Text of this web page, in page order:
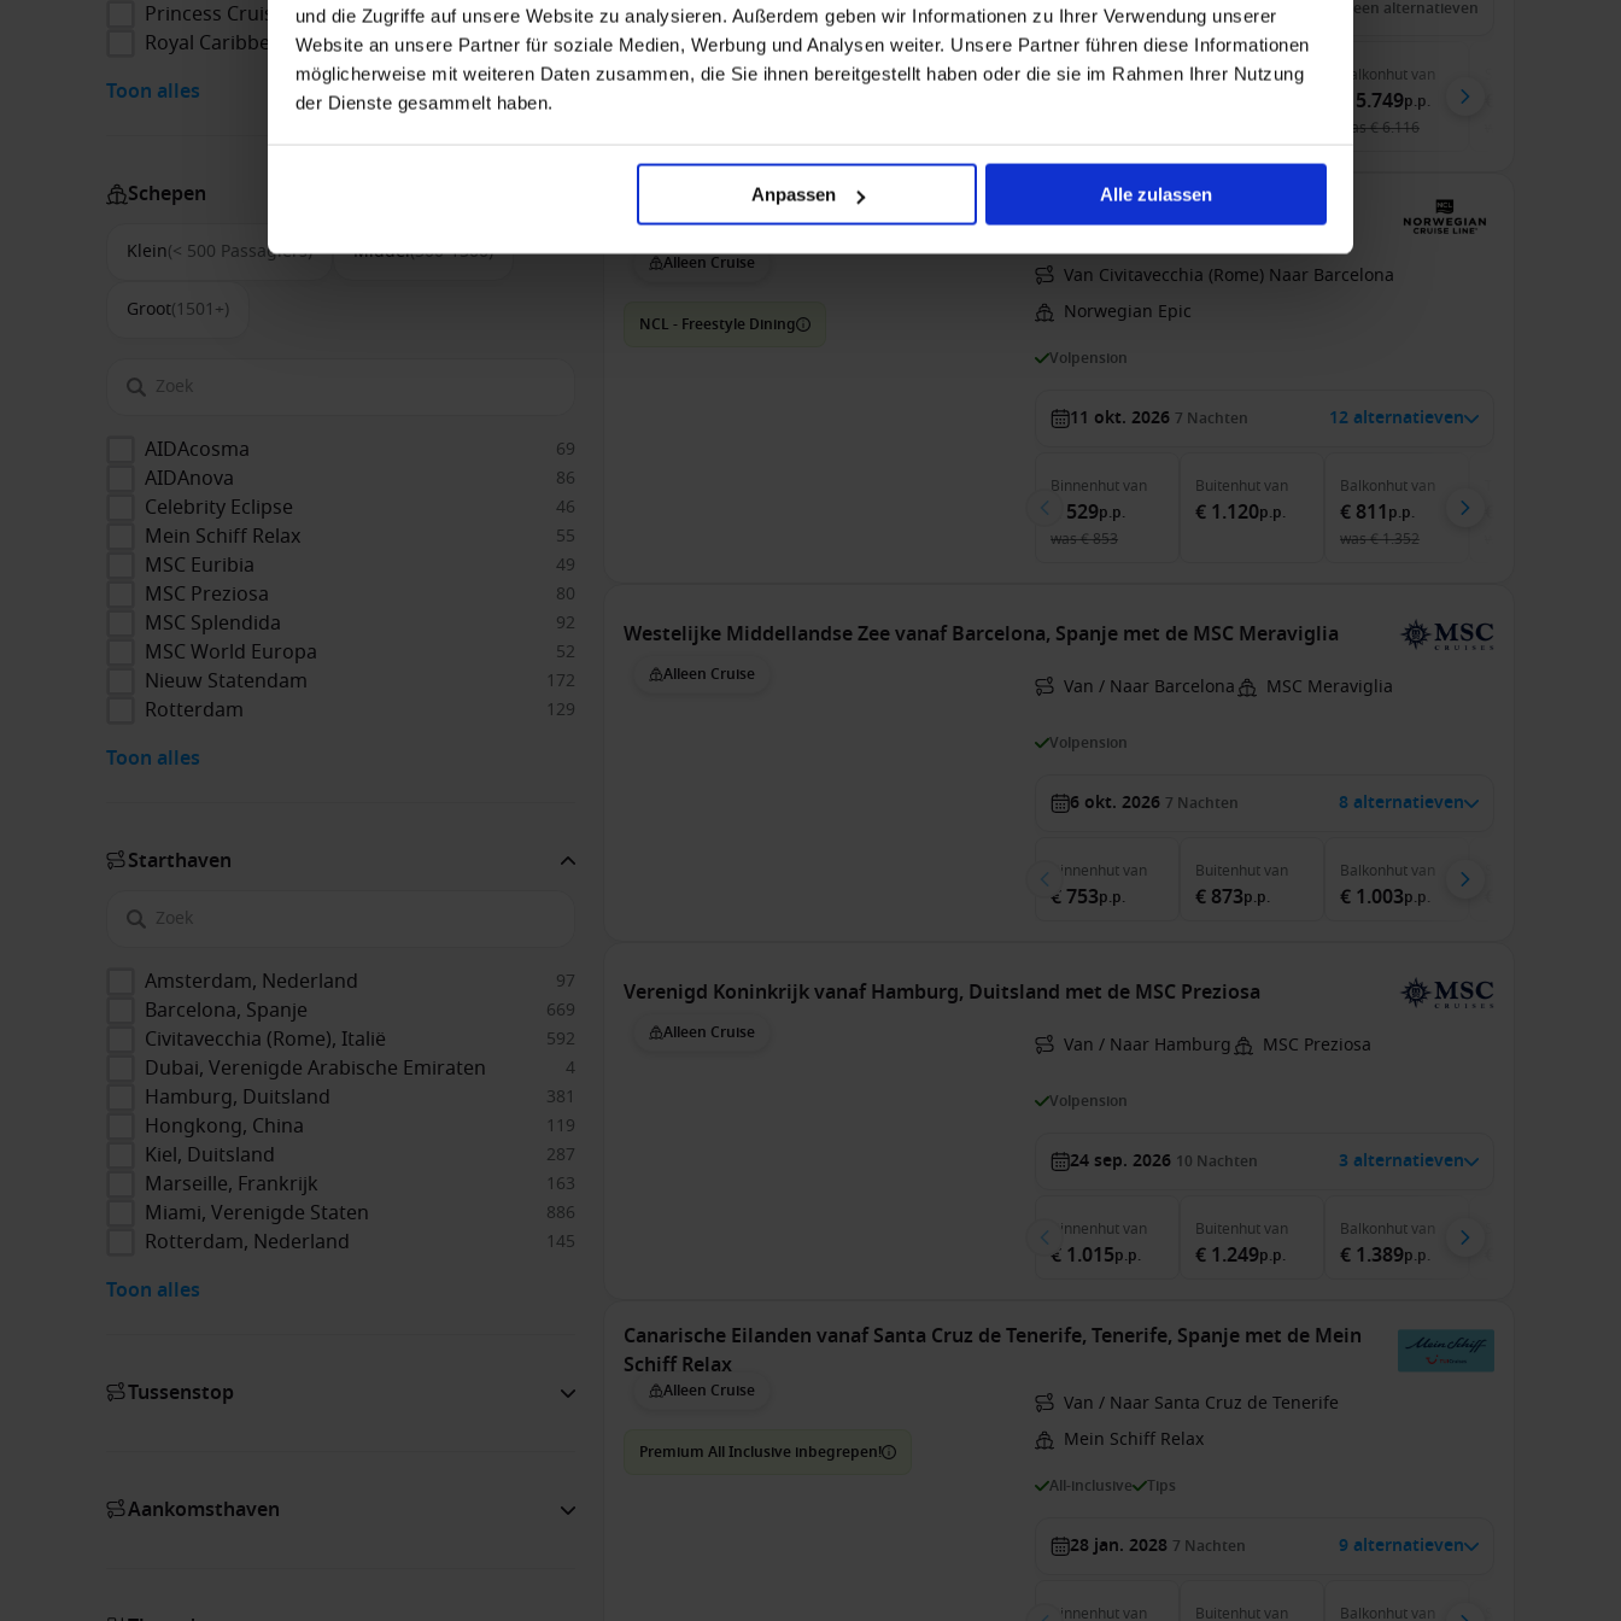
und die Zugriffe auf unsere Website zu analysieren. Außerdem geben wir Informationen zu Ihrer Verwendung unserer
Website an unsere Partner für soziale Medien, Werbung und Analysen weiter. Unsere Partner führen diese Informationen
möglicherweise mit weiteren Daten zusammen, die Sie ihnen bereitgestellt haben oder die sie im Rahmen Ihrer Nutzung
der Dienste gesammelt haben.
Anpassen Alle zulassen
Princess Cruises 1181
Royal Caribbean 930
Toon alles
Schepen
Klein(< 500 Passagiers) Middel(500-1500)
Groot(1501+)
AIDAcosma 69
AIDAnova 86
Celebrity Eclipse 46
Mein Schiff Relax 55
MSC Euribia 49
MSC Preziosa 80
MSC Splendida 92
MSC World Europa 52
Nieuw Statendam 172
Rotterdam 129
Toon alles
Start­haven
Amsterdam, Nederland 97
Barcelona, Spanje 669
Civitavecchia (Rome), Italië 592
Dubai, Verenigde Arabische Emiraten 4
Hamburg, Duitsland 381
Hongkong, China 119
Kiel, Duitsland 287
Marseille, Frankrijk 163
Miami, Verenigde Staten 886
Rotterdam, Nederland 145
Toon alles
Tussenstop
Aankomsthaven
3 jan. 2027 28Nachten Geen alternatieven
Binnenhutvan Buitenhutvan Balkonhutvan
€ 5.749p.p.
was€ 6.116
Westelijke Middellandse Zee vanaf Civitavecchia (Rome), Italië met de
Alleen Cruise
NCL - Freestyle Dining
Van Civitavecchia (Rome) Naar Barcelona
Norwegian Epic
Volpension
11 okt. 2026 7 Nachten 12 alternatieven
Binnenhutvan
€ 529p.p.
was€ 853
Buitenhutvan
€ 1.120p.p.
Balkonhutvan
€ 811 p.p.
was€ 1.352
Westelijke Middellandse Zee vanaf Barcelona, Spanje met de MSC Meraviglia
Alleen Cruise Van / Naar Barcelona MSC Meraviglia
Volpension
6 okt. 2026 7 Nachten 8 alternatieven
Binnenhutvan
€ 753p.p.
Buitenhutvan
€ 873p.p.
Balkonhutvan
€ 1.003p.p.
Verenigd Koninkrijk vanaf Hamburg, Duitsland met de MSC Preziosa
Alleen Cruise Van / Naar Hamburg MSC Preziosa
Volpension
24 sep. 2026 10 Nachten 3 alternatieven
Binnenhutvan
€ 1.015p.p.
Buitenhutvan
€ 1.249p.p.
Balkonhutvan
€ 1.389p.p.
Canarische Eilanden vanaf Santa Cruz de Tenerife, Tenerife, Spanje met de Mein
Schiff Relax
Alleen Cruise
Premium All Inclusive inbegrepen!
Van / Naar Santa Cruz de Tenerife
Mein Schiff Relax
All-inclusive Tips
28 jan. 2028 7 Nachten 9 alternatieven
Binnenhutvan Buitenhutvan Balkonhutvan